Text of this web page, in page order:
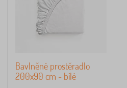
Bavlněné prostěradlo
200x90 cm - bílé